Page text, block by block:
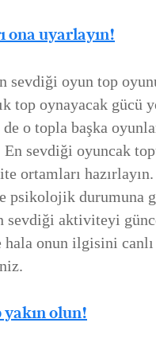
ona uyarlayın!
sevdiği oyun top
top oynayacak gücü
de o topla başka
En sevdiği oyuncak
ortamları hazırlayın.
psikolojik durumuna
sevdiği aktiviteyi
hala onun ilgisini canlı
yakın olun!